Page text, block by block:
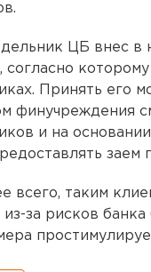
ЦБ внес в
согласно
Принять его
финучреждения
и на
всего, таким
из-за рисков